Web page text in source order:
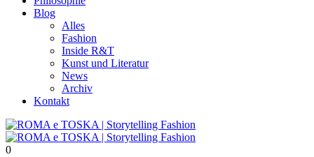
Blog
Alles
Fashion
Inside R&T
Kunst und Literatur
News
Archiv
Kontakt
0